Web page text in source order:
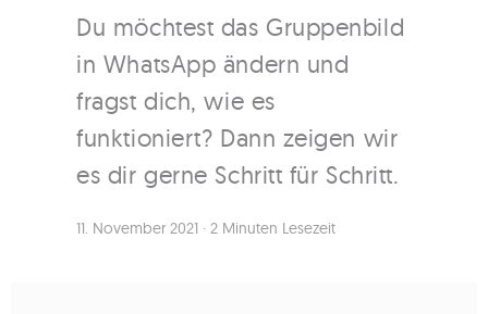
Du möchtest das Gruppenbild
in WhatsApp ändern und
fragst dich, wie es
funktioniert? Dann zeigen wir
es dir gerne Schritt für Schritt.
11. November 2021 ·2 Minuten Lesezeit